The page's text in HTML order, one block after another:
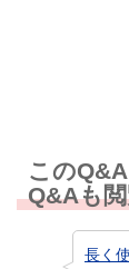
この
Q&Aも
長く